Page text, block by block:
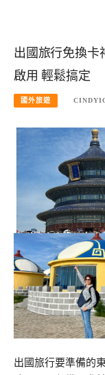
出國旅行免換卡
啟用 輕鬆搞定
國外旅遊
出國旅行要準備的